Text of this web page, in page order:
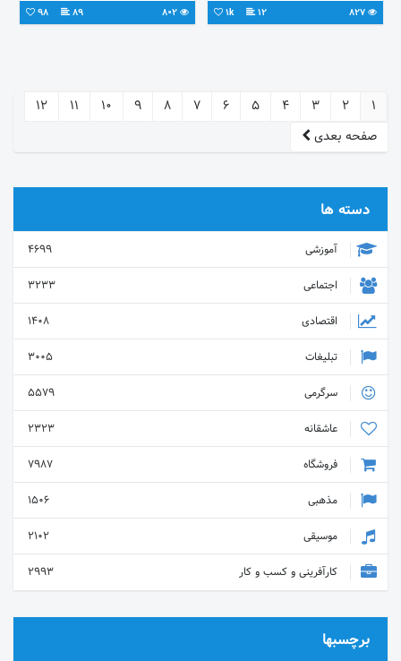
12
1k
89
98
1
2
3
4
5
6
7
8
9
10
11
12
صفحه بعدی
دسته ها
آموزشی
4699
اجتماعی
3233
اقتصادی
1408
تبلیغات
3005
سرگرمی
5579
عاشقانه
2323
فروشگاه
7987
مذهبی
1506
موسیقی
2102
کارآفرینی و کسب و کار
2993
برچسبها